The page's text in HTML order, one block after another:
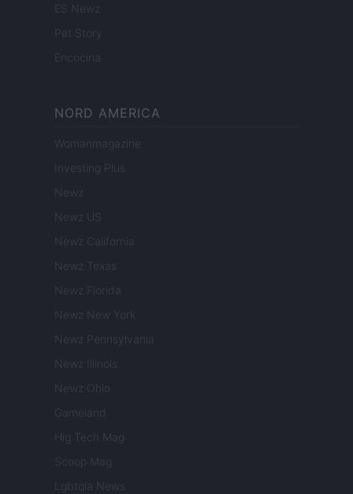
ES Newz
Pet Story
Encocina
NORD AMERICA
Womanmagazine
Investing Plus
Newz
Newz US
Newz California
Newz Texas
Newz Florida
Newz New York
Newz Pennsylvania
Newz Illinois
Newz Ohio
Gameland
Hig Tech Mag
Scoop Mag
Lgbtqia News